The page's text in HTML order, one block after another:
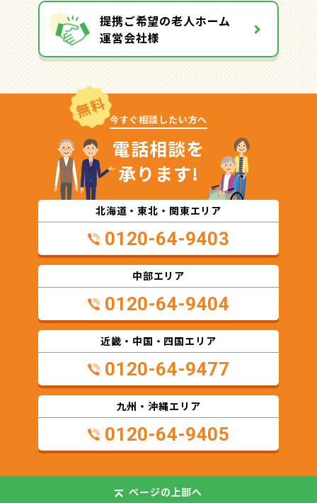
提携ご希望の老人ホーム
運営会社様
無料 今すぐ相談したい方へ
電話相談を
承ります!
北海道・東北・関東エリア
0120-64-9403
中部エリア
0120-64-9404
近畿・中国・四国エリア
0120-64-9477
九州・沖縄エリア
0120-64-9405
ページの上部へ